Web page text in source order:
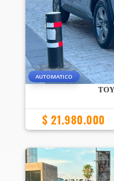
AUTOMATICO
$ 21.980.000